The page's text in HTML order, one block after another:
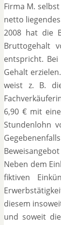
Firma M.
netto
2008 hat die
Bruttogehalt
entspricht.
Gehalt
weist z. B.
6,90 € mit
Stundenlohn
Neben dem
fiktiven
diesem
und soweit